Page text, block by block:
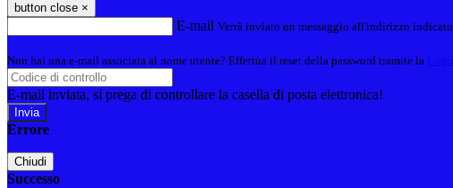
button close ×
E-mail Verrà inviato un messaggio all'indirizzo
Non hai una e-mail associata al nome utente? Effettua il reset della password tramite la
E-mail inviata, si prega di controllare la casella di posta elettronica!
Errore
Chiudi
Successo